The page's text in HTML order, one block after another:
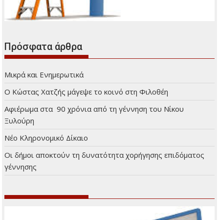
Πρόσφατα άρθρα
Μικρά και Ενημερωτικά
Ο Κώστας Χατζής μάγεψε το κοινό στη Φιλοθέη
Αφιέρωμα στα 90 χρόνια από τη γέννηση του Νίκου
Ξυλούρη
Νέο Κληρονομικό Δίκαιο
Οι δήμοι αποκτούν τη δυνατότητα χορήγησης επιδόματος
γέννησης